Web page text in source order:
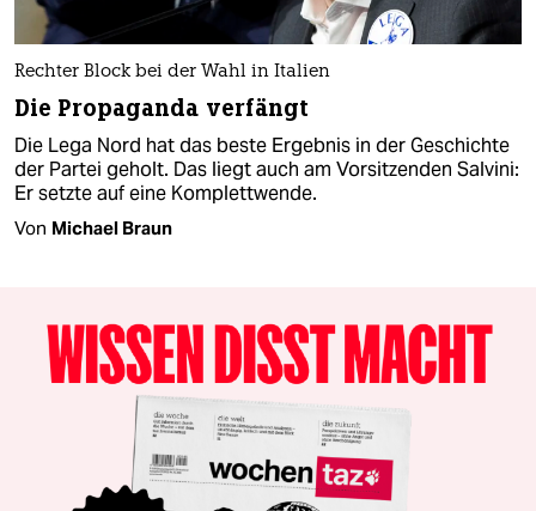
Rechter Block bei der Wahl in Italien
Die Propaganda verfängt
Die Lega Nord hat das beste Ergebnis in der Geschichte
der Partei geholt. Das liegt auch am Vorsitzenden Salvini:
Er setzte auf eine Komplettwende.
Von Michael Braun